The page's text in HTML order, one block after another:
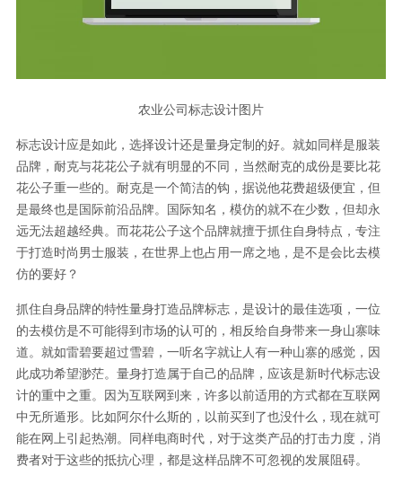
农业公司标志设计图片
标志设计应是如此，选择设计还是量身定制的好。就如同样是服装
品牌，耐克与花花公子就有明显的不同，当然耐克的成份是要比花
花公子重一些的。耐克是一个简洁的钩，据说他花费超级便宜，但
是最终也是国际前沿品牌。国际知名，模仿的就不在少数，但却永
远无法超越经典。而花花公子这个品牌就擅于抓住自身特点，专注
于打造时尚男士服装，在世界上也占用一席之地，是不是会比去模
仿的要好？
抓住自身品牌的特性量身打造品牌标志，是设计的最佳选项，一位
的去模仿是不可能得到市场的认可的，相反给自身带来一身山寨味
道。就如雷碧要超过雪碧，一听名字就让人有一种山寨的感觉，因
此成功希望渺茫。量身打造属于自己的品牌，应该是新时代标志设
计的重中之重。因为互联网到来，许多以前适用的方式都在互联网
中无所遁形。比如阿尔什么斯的，以前买到了也没什么，现在就可
能在网上引起热潮。同样电商时代，对于这类产品的打击力度，消
费者对于这些的抵抗心理，都是这样品牌不可忽视的发展阻碍。